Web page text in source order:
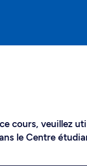
cours, veuillez
le Centre